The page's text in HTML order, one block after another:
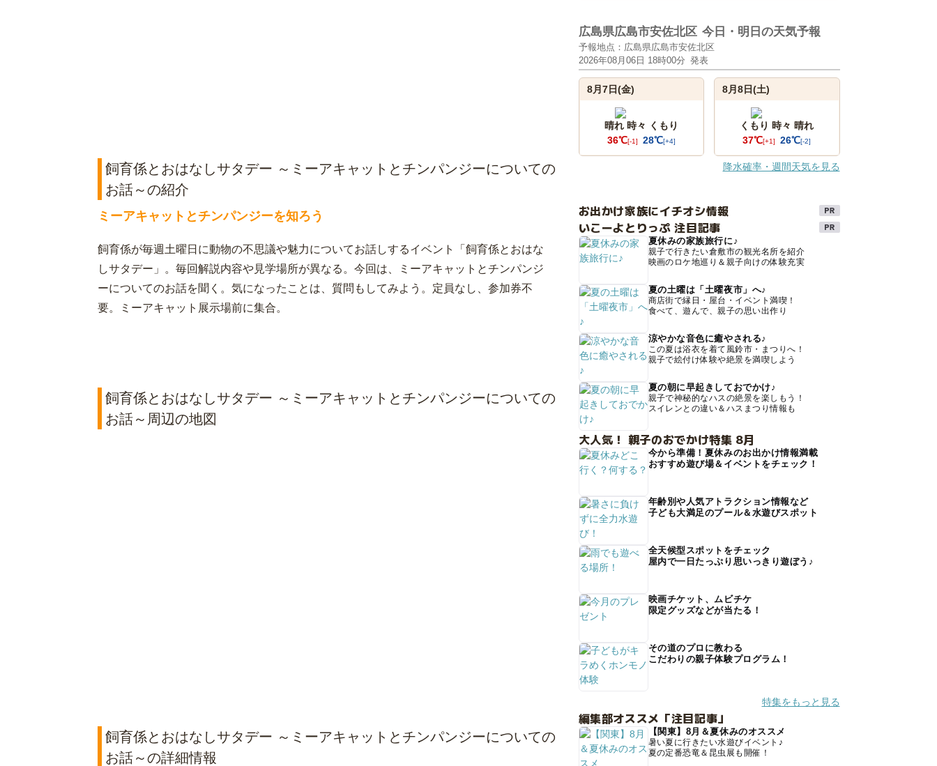
飼育係とおはなしサタデー ～ミーアキャットとチンパンジーについての
お話～の紹介
ミーアキャットとチンパンジーを知ろう
飼育係が毎週土曜日に動物の不思議や魅力についてお話しするイベント「飼育係とおはな
しサタデー」。毎回解説内容や見学場所が異なる。今回は、ミーアキャットとチンパンジ
ーについてのお話を聞く。気になったことは、質問もしてみよう。定員なし、参加券不
要。ミーアキャット展示場前に集合。
飼育係とおはなしサタデー ～ミーアキャットとチンパンジーについての
お話～周辺の地図
飼育係とおはなしサタデー ～ミーアキャットとチンパンジーについての
お話～の詳細情報
広島県広島市安佐北区 今日・明日の天気予報
予報地点：広島県広島市安佐北区
2026年08月06日 18時00分 発表
8月7日(金)
晴れ 時々 くもり
36℃[-1] 28℃[+4]
8月8日(土)
くもり 時々 晴れ
37℃[+1] 26℃[-2]
降水確率・週間天気を見る
お出かけ家族にイチオシ情報
いこーよとりっぷ 注目記事
夏休みの家族旅行に♪
親子で行きたい倉敷市の観光名所を紹介
映画のロケ地巡り＆親子向けの体験充実
夏の土曜は「土曜夜市」へ♪
商店街で縁日・屋台・イベント満喫！
食べて、遊んで、親子の思い出作り
涼やかな音色に癒やされる♪
この夏は浴衣を着て風鈴市・まつりへ！
親子で絵付け体験や絶景を満喫しよう
夏の朝に早起きしておでかけ♪
親子で神秘的なハスの絶景を楽しもう！
スイレンとの違い＆ハスまつり情報も
大人気！ 親子のおでかけ特集 8月
今から準備！夏休みのお出かけ情報満載
おすすめ遊び場＆イベントをチェック！
年齢別や人気アトラクション情報など
子ども大満足のプール＆水遊びスポット
全天候型スポットをチェック
屋内で一日たっぷり思いっきり遊ぼう♪
映画チケット、ムビチケ
限定グッズなどが当たる！
その道のプロに教わる
こだわりの親子体験プログラム！
特集をもっと見る
編集部オススメ「注目記事」
【関東】8月＆夏休みのオススメ
暑い夏に行きたい水遊びイベント♪
夏の定番恐竜＆昆虫展も開催！